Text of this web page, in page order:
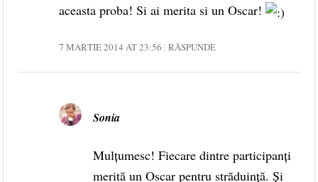
aceasta proba! Si ai merita si un Oscar!
7 MARTIE 2014 AT 23:56 RĂSPUNDE
Sonia
Mulțumesc! Fiecare dintre participanți
merită un Oscar pentru străduință. Și